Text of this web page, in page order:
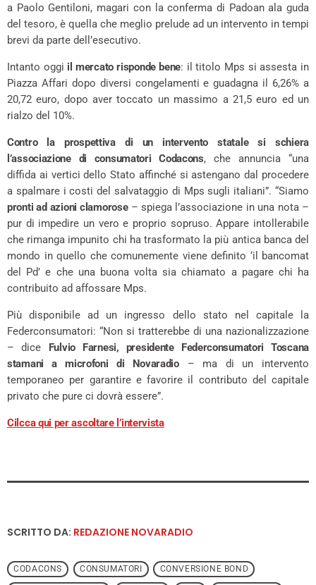
a Paolo Gentiloni, magari con la conferma di Padoan ala guda
del tesoro, è quella che meglio prelude ad un intervento in tempi
brevi da parte dell’esecutivo.
Intanto oggi il mercato risponde bene: il titolo Mps si assesta in
Piazza Affari dopo diversi congelamenti e guadagna il 6,26% a
20,72 euro, dopo aver toccato un massimo a 21,5 euro ed un
rialzo del 10%.
Contro la prospettiva di un intervento statale si schiera
l’associazione di consumatori Codacons, che annuncia “una
diffida ai vertici dello Stato affinché si astengano dal procedere
a spalmare i costi del salvataggio di Mps sugli italiani”. “Siamo
pronti ad azioni clamorose– spiega l’associazione in una nota –
pur di impedire un vero e proprio sopruso. Appare intollerabile
che rimanga impunito chi ha trasformato la più antica banca del
mondo in quello che comunemente viene definito ‘il bancomat
del Pd’ e che una buona volta sia chiamato a pagare chi ha
contribuito ad affossare Mps.
Più disponibile ad un ingresso dello stato nel capitale la
Federconsumatori: “Non si tratterebbe di una nazionalizzazione
– dice Fulvio Farnesi, presidente Federconsumatori Toscana
stamani a microfoni di Novaradio– ma di un intervento
temporaneo per garantire e favorire il contributo del capitale
privato che pure ci dovrà essere”.
Cilcca qui per ascoltare l’intervista
SCRITTO DA: REDAZIONE NOVARADIO
CODACONS CONSUMATORI CONVERSIONE BOND